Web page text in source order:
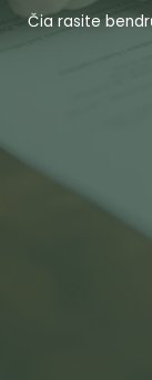
Čia rasite